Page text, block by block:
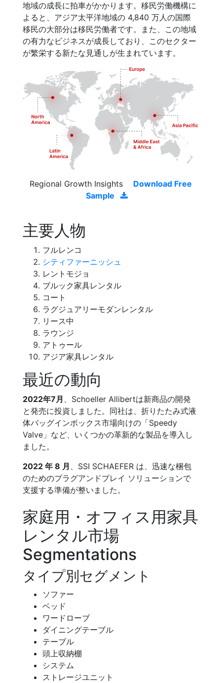
地域の成長に拍車がかかります。移民労働機構に
よると、アジア太平洋地域の 4,840 万人の国際
移民の大部分は移民労働者です。また、この地域
の有力なビジネスが成長しており、このセクター
が繁栄する新たな見通しが生まれています。
Regional Growth Insights
Download Free
Sample
主要人物
フルレンコ
シティファーニッシュ
レントモジョ
ブルック家具レンタル
コート
ラグジュアリーモダンレンタル
リース中
ラウンジ
アトゥール
アジア家具レンタル
最近の動向
2022年7月
、Schoeller Allibertは新商品の開発
と発売に投資しました。同社は、折りたたみ式液
体バッグインボックス市場向けの「Speedy
Valve」など、いくつかの革新的な製品を導入し
ました。
2022 年 8 月
、SSI SCHAEFER は、迅速な梱包
のためのプラグアンドプレイ ソリューションで
支援する準備が整いました。
家庭用・オフィス用家具
レンタル市場
Segmentations
タイプ別セグメント
ソファー
ベッド
ワードローブ
ダイニングテーブル
テーブル
頭上収納棚
システム
ストレージユニット